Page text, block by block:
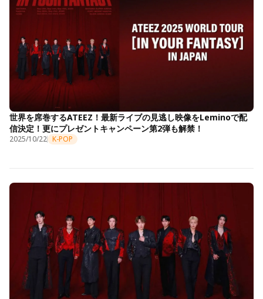
世界を席巻するATEEZ！最新ライブの見逃し映像をLeminoで配
信決定！更にプレゼントキャンペーン第2弾も解禁！
2025/10/22 K-POP